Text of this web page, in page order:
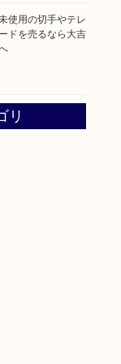
使用の切手やテレ
ドを売るなら大吉
リ